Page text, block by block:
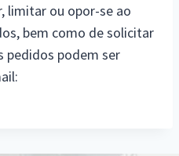
limitar ou opor-se ao
bem como de solicitar
pedidos podem ser